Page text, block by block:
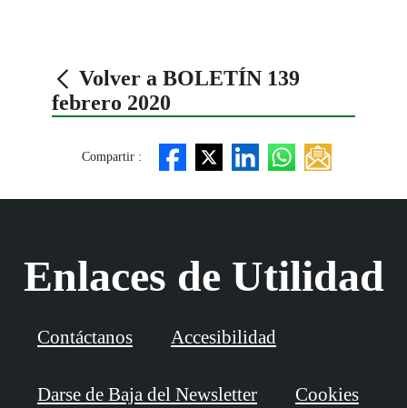
Volver a BOLETÍN 139
febrero 2020
Compartir :
Enlaces de Utilidad
Contáctanos Accesibilidad
Darse de Baja del Newsletter Cookies